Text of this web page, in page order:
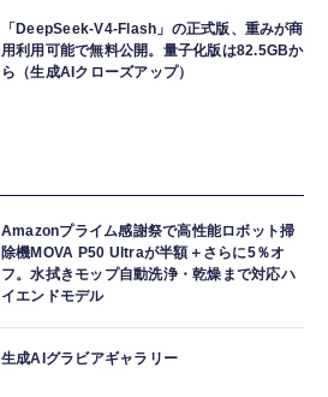
「DeepSeek-V4-Flash」の正式版、重みが商
用利用可能で無料公開。量子化版は82.5GBか
ら（生成AIクローズアップ）
Amazonプライム感謝祭で高性能ロボット掃
除機MOVA P50 Ultraが半額＋さらに5％オ
フ。水拭きモップ自動洗浄・乾燥まで対応ハ
イエンドモデル
生成AIグラビアギャラリー